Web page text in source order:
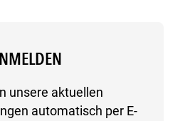
unsere aktuellen
automatisch per E-